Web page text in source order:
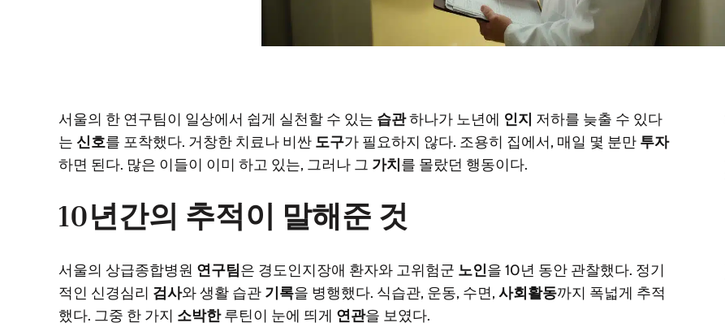
서울의 한 연구팀이 일상에서 쉽게 실천할 수 있는 습관하나가 노년에 인지 저하를 늦출 수 있다
는 신호를 포착했다. 거창한 치료나 비싼 도구가 필요하지 않다. 조용히 집에서, 매일 몇 분만 투자
하면 된다. 많은 이들이 이미 하고 있는, 그러나 그 가치를 몰랐던 행동이다.
10년간의 추적이 말해준 것
서울의 상급종합병원 연구팀은 경도인지장애 환자와 고위험군 노인을 10년 동안 관찰했다. 정기
적인 신경심리 검사와 생활 습관 기록을 병행했다. 식습관, 운동, 수면, 사회활동까지 폭넓게 추적
했다. 그중 한 가지 소박한루틴이 눈에 띄게 연관을 보였다.